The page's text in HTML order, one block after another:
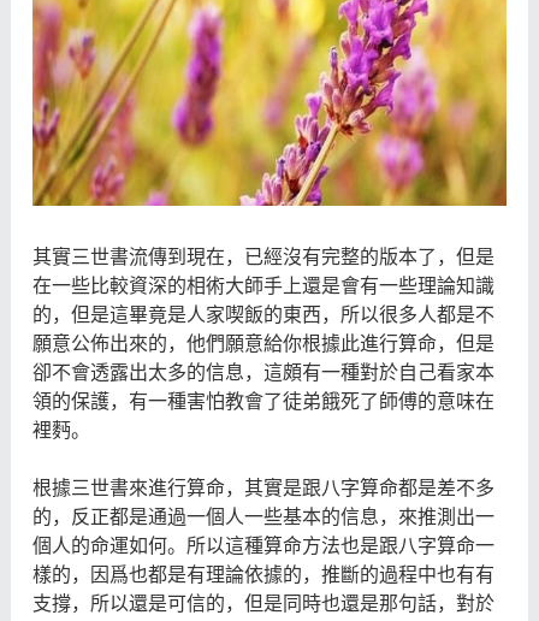
其實三世書流傳到現在，已經沒有完整的版本了，但是
在一些比較資深的相術大師手上還是會有一些理論知識
的，但是這畢竟是人家喫飯的東西，所以很多人都是不
願意公佈出來的，他們願意給你根據此進行算命，但是
卻不會透露出太多的信息，這頗有一種對於自己看家本
領的保護，有一種害怕教會了徒弟餓死了師傅的意味在
裡麪。
根據三世書來進行算命，其實是跟八字算命都是差不多
的，反正都是通過一個人一些基本的信息，來推測出一
個人的命運如何。所以這種算命方法也是跟八字算命一
樣的，因爲也都是有理論依據的，推斷的過程中也有有
支撐，所以還是可信的，但是同時也還是那句話，對於